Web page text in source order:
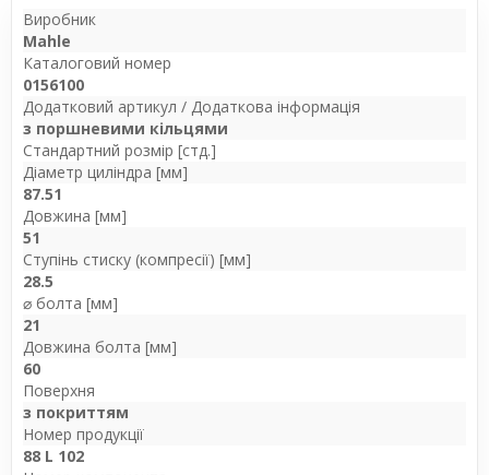
Виробник
Mahle
Каталоговий номер
0156100
Додатковий артикул / Додаткова інформація
з поршневими кільцями
Стандартний розмір [стд.]
Діаметр циліндра [мм]
87.51
Довжина [мм]
51
Ступінь стиску (компресії) [мм]
28.5
⌀ болта [мм]
21
Довжина болта [мм]
60
Поверхня
з покриттям
Номер продукції
88 L 102